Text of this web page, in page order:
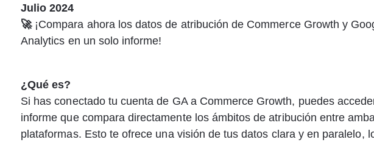
Julio 2024
🚀 ¡Compara ahora los datos de atribución de Commerce Growth y
Analytics en un solo informe!
¿Qué es?
Si has conectado tu cuenta de GA a Commerce Growth, puedes
informe que compara directamente los ámbitos de atribución entre
plataformas. Esto te ofrece una visión de tus datos clara y en paralelo,